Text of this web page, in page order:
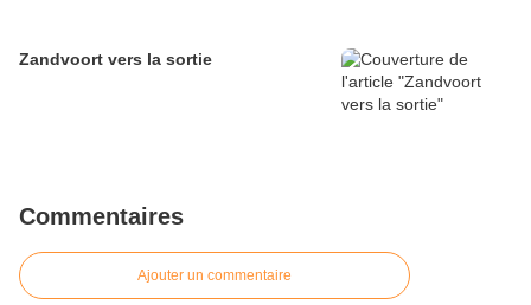
Zandvoort vers la sortie
Commentaires
Ajouter un commentaire